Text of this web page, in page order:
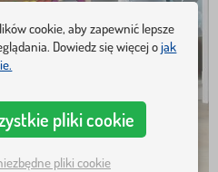
cookie, aby zapewnić lepsze
Dowiedz się więcej ojak
pliki cookie
pliki cookie